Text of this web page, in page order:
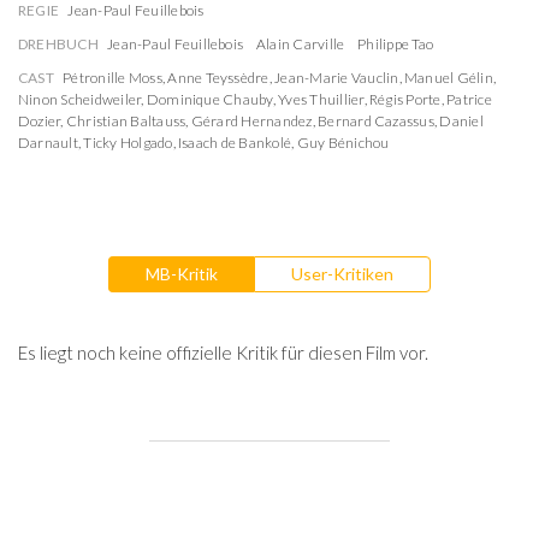
REGIE Jean-Paul Feuillebois
DREHBUCH Jean-Paul Feuillebois Alain Carville
Philippe Tao
CAST Pétronille Moss,Anne Teyssèdre,Jean-Marie Vauclin, Manuel Gélin,
Ninon Scheidweiler, Dominique Chauby,Yves Thuillier, Régis Porte, Patrice
Dozier, Christian Baltauss, Gérard Hernandez, Bernard Cazassus, Daniel
Darnault,Ticky Holgado, Isaach de Bankolé, Guy Bénichou
MB-Kritik User-Kritiken
Es liegt noch keine offizielle Kritik für diesen Film vor.